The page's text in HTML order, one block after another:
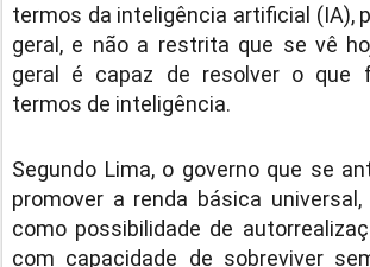
termos da inteligência artificial (IA),
geral, e não a restrita que se vê
geral é capaz de resolver o que
termos de inteligência.
Segundo Lima, o governo que se
promover a renda básica
como possibilidade de
com capacidade de sobreviver